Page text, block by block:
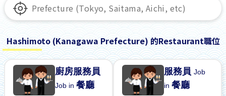
Hashimoto (Kanagawa Prefecture) 的Restaurant職位
廚房服務員
Job in餐廳
服務員Job
in餐廳